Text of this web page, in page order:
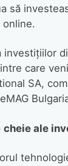
să
investițiilor
care
SA,
cheie ale